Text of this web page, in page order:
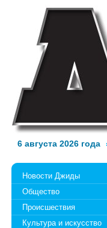
6 августа 2026 года
Новости Джиды
Общество
Происшествия
Культура и искусство